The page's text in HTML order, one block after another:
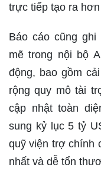
trực tiếp tạo ra
Báo cáo cũng ghi
mẽ trong nội bộ
động, bao gồm
rộng quy mô tài
cập nhật toàn
sung kỷ lục 5 tỷ
quỹ viện trợ chính
nhất và dễ tổn